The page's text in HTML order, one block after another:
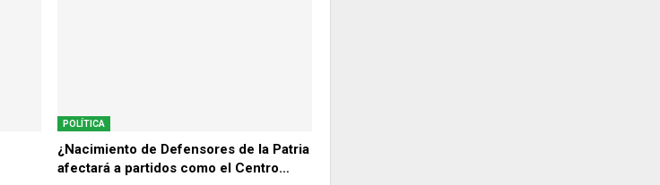
POLÍTICA
¿Nacimiento de Defensores de la Patria
afectará a partidos como el Centro…